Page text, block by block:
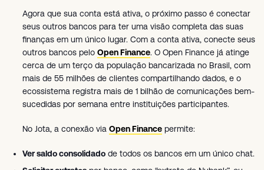
Agora que sua conta está ativa, o próximo passo é conectar
seus outros bancos para ter uma visão completa das suas
finanças em um único lugar. Com a conta ativa, conecte seus
outros bancos pelo Open Finance. O Open Finance já atinge
cerca de um terço da população bancarizada no Brasil, com
mais de 55 milhões de clientes compartilhando dados, e o
ecossistema registra mais de 1 bilhão de comunicações bem-
sucedidas por semana entre instituições participantes.
No Jota, a conexão via Open Finance permite:
Ver saldo consolidado de todos os bancos em um único chat.